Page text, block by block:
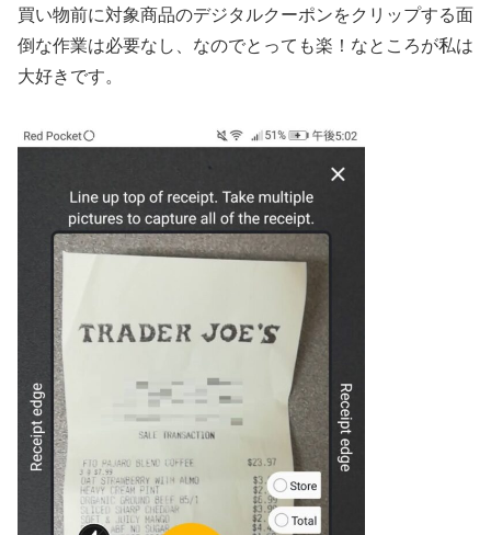
買い物前に対象商品のデジタルクーポンをクリップする面
倒な作業は必要なし、なのでとっても楽！なところが私は
大好きです。